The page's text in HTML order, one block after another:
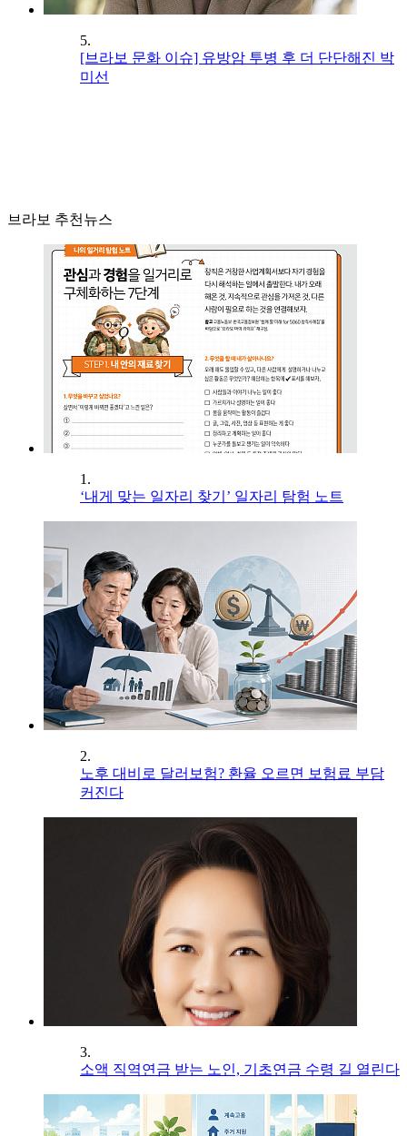
5.
[브라보 문화 이슈] 유방암 투병 후 더 단단해진 박
미선
브라보 추천뉴스
1.
‘내게 맞는 일자리 찾기’ 일자리 탐험 노트
2.
노후 대비로 달러보험? 환율 오르면 보험료 부담
커진다
3.
소액 직역연금 받는 노인, 기초연금 수령 길 열린다